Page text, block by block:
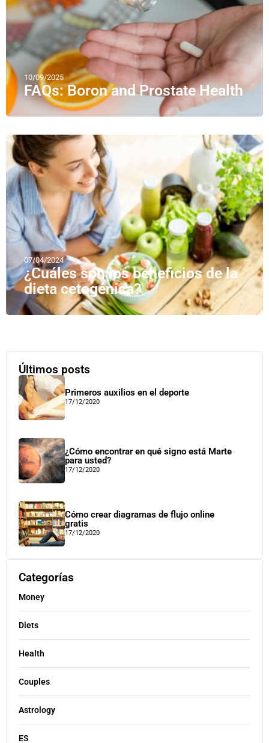
10/09/2025
FAQs: Boron and Prostate Health
07/04/2024
¿Cuáles son los beneficios de la
dieta cetogénica?
Últimos posts
Primeros auxilios en el deporte
17/12/2020
¿Cómo encontrar en qué signo está Marte
para usted?
17/12/2020
Cómo crear diagramas de flujo online
gratis
17/12/2020
Categorías
Money
Diets
Health
Couples
Astrology
ES